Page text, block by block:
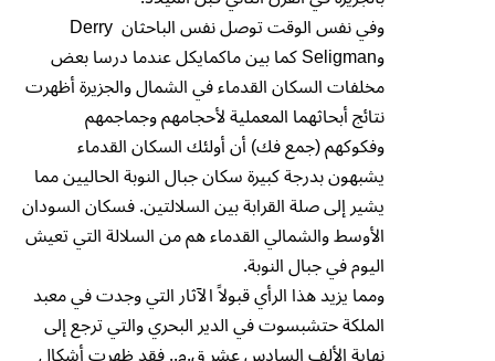
وفي نفس الوقت توصل نفس الباحثان Derry
وSeligman كما بين ماكمايكل عندما درسا بعض
مخلفات السكان القدماء في الشمال والجزيرة أظهرت
نتائج أبحاثهما المعملية لأحجامهم وجماجمهم
وفكوكهم (جمع فك) أن أولئك السكان القدماء
يشبهون بدرجة كبيرة سكان جبال النوبة الحاليين مما
يشير إلى صلة القرابة بين السلالتين. فسكان السودان
الأوسط والشمالي القدماء هم من السلالة التي تعيش
اليوم في جبال النوبة.
ومما يزيد هذا الرأي قبولاً الآثار التي وجدت في معبد
الملكة حتشبسوت في الدير البحري والتي ترجع إلى